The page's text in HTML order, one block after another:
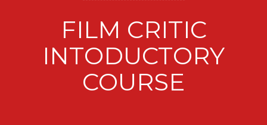
FILM CRITIC
INTODUCTORY
COURSE